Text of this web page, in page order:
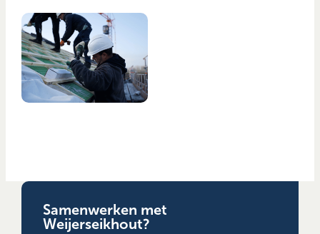
Samenwerken met
Weijerseikhout?